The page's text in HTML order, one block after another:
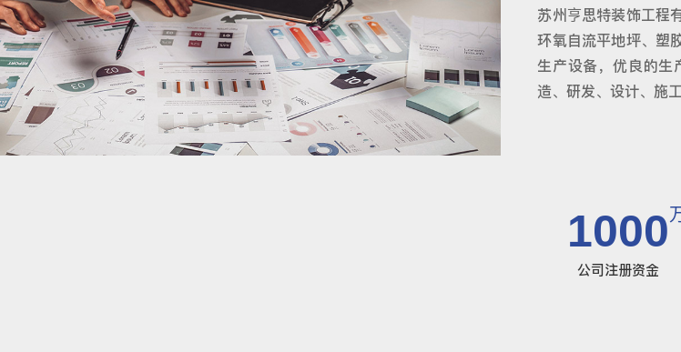
苏州亨思特装饰工程
环氧自流平地坪、塑
生产设备，优良的生
造、研发、设计、施工
1000
公司注册资金